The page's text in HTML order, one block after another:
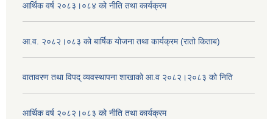
आर्थिक वर्ष २०८३।०८४ को नीति तथा कार्यक्रम
आ.व. २०८२।०८३ को बार्षिक योजना तथा कार्यक्रम (रातो किताब)
वातावरण तथा विपद् व्यवस्थापना शाखाको आ.व २०८२।२०८३ को निति
आर्थिक वर्ष २०८२।०८३ को नीति तथा कार्यक्रम